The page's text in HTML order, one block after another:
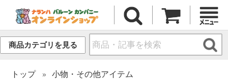
商品カテゴリを見る
トップ 小物・その他アイテム